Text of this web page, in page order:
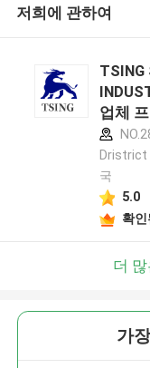
저희에 관하여
TSING
업체
Dristrict
국
5.0
확
더
가